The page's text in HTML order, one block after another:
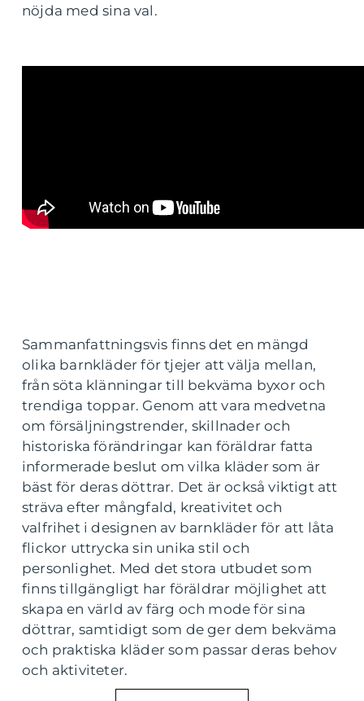
nöjda med sina val.
Sammanfattningsvis finns det en mängd
olika barnkläder för tjejer att välja mellan,
från söta klänningar till bekväma byxor och
trendiga toppar. Genom att vara medvetna
om försäljningstrender, skillnader och
historiska förändringar kan föräldrar fatta
informerade beslut om vilka kläder som är
bäst för deras döttrar. Det är också viktigt att
sträva efter mångfald, kreativitet och
valfrihet i designen av barnkläder för att låta
flickor uttrycka sin unika stil och
personlighet. Med det stora utbudet som
finns tillgängligt har föräldrar möjlighet att
skapa en värld av färg och mode för sina
döttrar, samtidigt som de ger dem bekväma
och praktiska kläder som passar deras behov
och aktiviteter.